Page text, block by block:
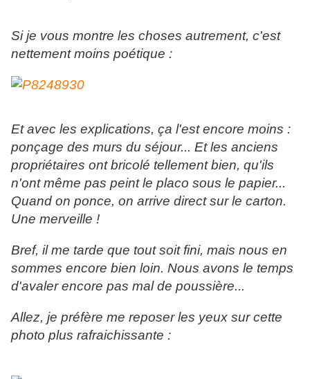
Si je vous montre les choses autrement, c'est
nettement moins poétique :
Et avec les explications, ça l'est encore moins :
ponçage des murs du séjour... Et les anciens
propriétaires ont bricolé tellement bien, qu'ils
n'ont même pas peint le placo sous le papier...
Quand on ponce, on arrive direct sur le carton.
Une merveille !
Bref, il me tarde que tout soit fini, mais nous en
sommes encore bien loin. Nous avons le temps
d'avaler encore pas mal de poussière...
Allez, je préfère me reposer les yeux sur cette
photo plus rafraichissante :